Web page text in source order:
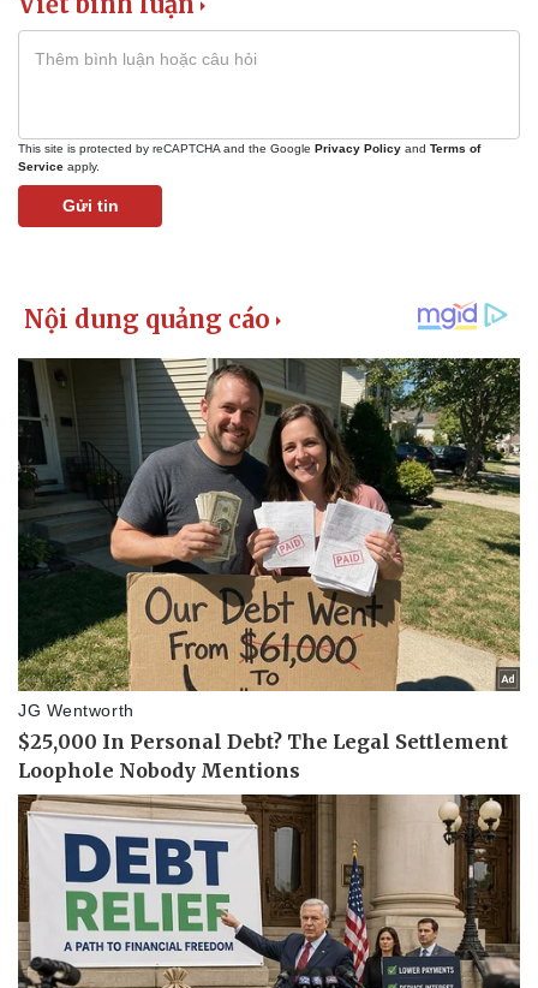
This site is protected by reCAPTCHA and the Google Privacy Policy and Terms of
Service apply.
Gửi tin